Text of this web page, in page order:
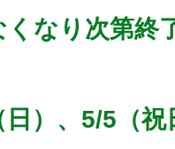
なり次第終
）、5/5（